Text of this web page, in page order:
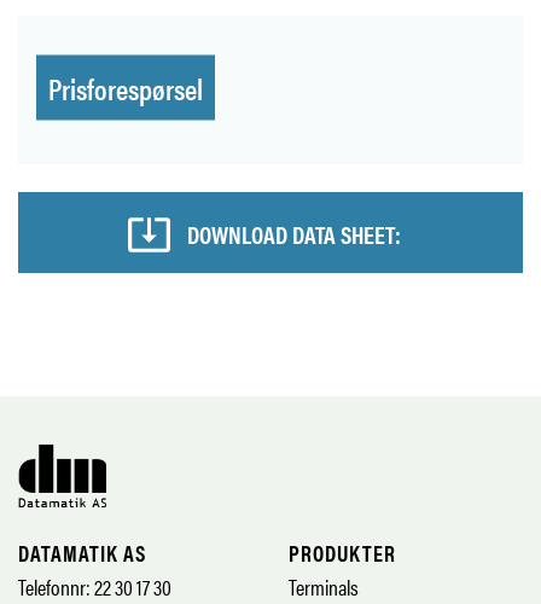
Prisforespørsel
DOWNLOAD DATA SHEET:
DATAMATIK AS
Telefonnr: 22 30 17 30
PRODUKTER
Terminals